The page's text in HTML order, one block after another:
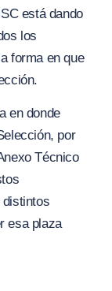
está dando
los
forma en que
en donde
por
Técnico
esa plaza